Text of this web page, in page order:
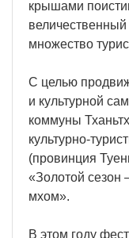
крышами
множество
С целью
и культурной
коммуны
культурно-
(провинция
«Золотой сезон
мхом».
В этом году